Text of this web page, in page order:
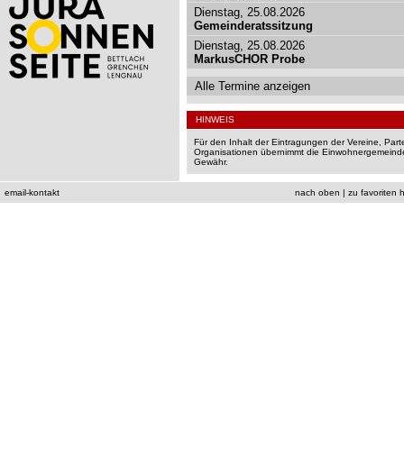
Dienstag, 25.08.2026
Gemeinderatssitzung
Dienstag, 25.08.2026
MarkusCHOR Probe
Alle Termine anzeigen
HINWEIS
Für den Inhalt der Eintragungen der Vereine,
Organisationen übernimmt die
Gewähr.
email-kontakt nach oben | zu favoriten